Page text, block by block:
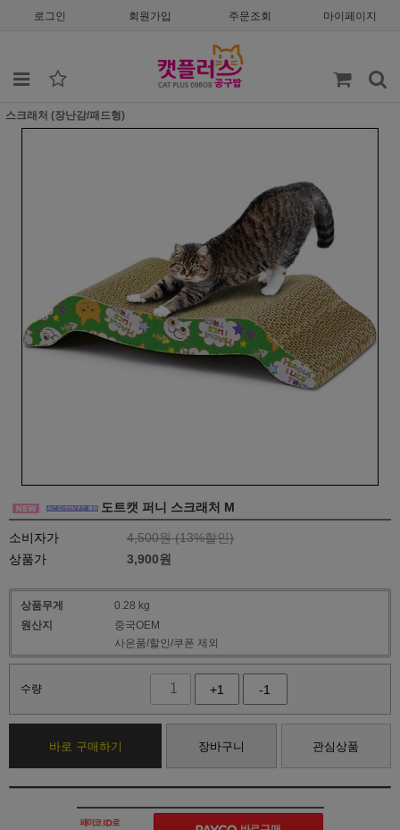
로그인 회원가입 주문조회 마이페이지
스크래처 (장난감/패드형)
도트캣 퍼니 스크래처 M
소비자가 4,500원 (13%할인)
상품가
3,900원
상품무게
0.28 kg
원산지
중국OEM
사은품/할인/쿠폰 제외
수량 +1 -1
바로 구매하기 장바구니 관심상품